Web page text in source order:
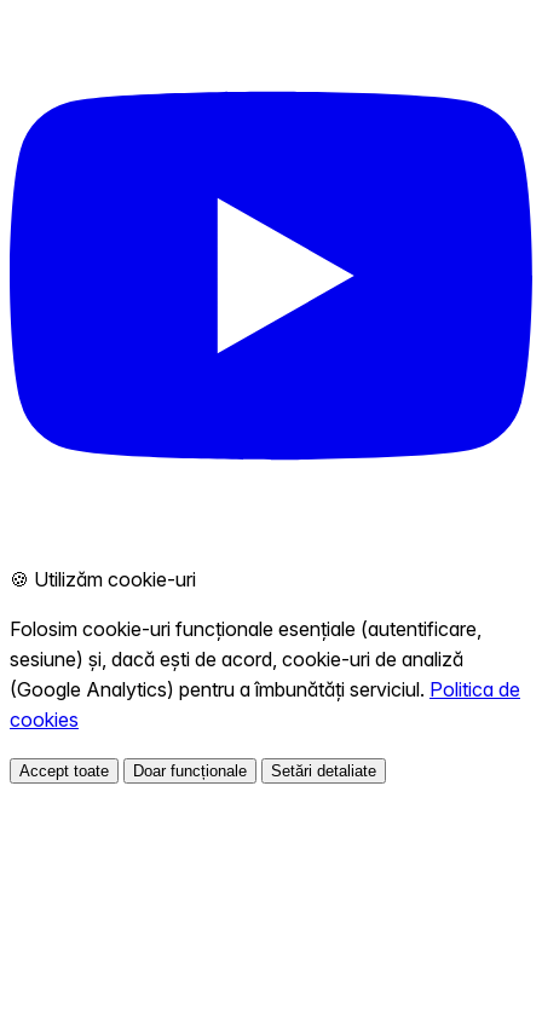
🍪 Utilizăm cookie-uri
Folosim cookie-uri funcționale esențiale (autentificare,
sesiune) și, dacă ești de acord, cookie-uri de analiză
(Google Analytics) pentru a îmbunătăți serviciul. Politica de
cookies
Accept toate Doar funcționale Setări detaliate